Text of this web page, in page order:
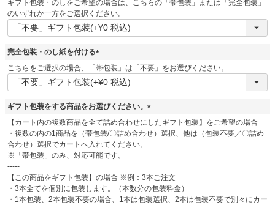
必
須
)
ギフト包装・のしをご希望の場合は、こちらの「帯包装」または「完全包装」
のいずれか一方をご選択ください。
完全包装・のし紙を付ける
(
必
須
こちらをご選択の場合、「帯包装」は「不要」をお選びください。
ギフト包装をする商品をお選びください。
(
必
【カート内の複数商品を全て詰め合わせにしたギフト包装】をご希望の場合
・複数の内の1商品を（帯包装/〇詰め合わせ）選択、他は（包装不要／〇詰め
合わせ）選択でカートへ入れてください。
※「帯包装」のみ、対応可能です。
-----
【この商品をギフト包装】の場合 ※例：3本ご注文
・3本全てを個別に包装します。（本数分の包装料金）
・1本包装、2本包装不要の場合、1本は包装選択、2本は包装不要で別々にカー